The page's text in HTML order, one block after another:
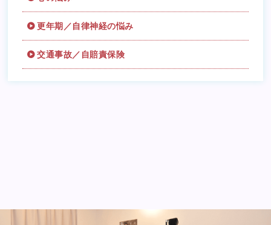
更年期／自律神経の悩み
交通事故／自賠責保険